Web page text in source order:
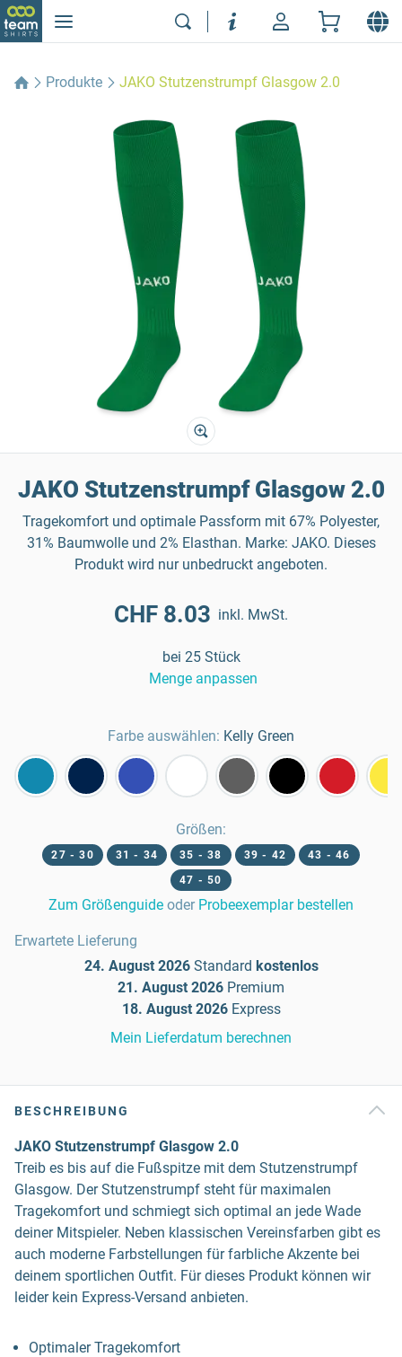
Produkte JAKO Stutzenstrumpf Glasgow 2.0
JAKO Stutzenstrumpf Glasgow 2.0
Tragekomfort und optimale Passform mit 67% Polyester,
31% Baumwolle und 2% Elasthan. Marke: JAKO. Dieses
Produkt wird nur unbedruckt angeboten.
CHF 8.03 inkl. MwSt.
bei 25 Stück
Menge anpassen
Farbe auswählen: Kelly Green
Größen:
27 - 30 31 - 34 35 - 38 39 - 42
43 - 46
47 - 50
Zum Größenguide oder Probeexemplar bestellen
Erwartete Lieferung
24. August 2026 Standard kostenlos
21. August 2026 Premium
18. August 2026 Express
Mein Lieferdatum berechnen
BESCHREIBUNG
JAKO Stutzenstrumpf Glasgow 2.0
Treib es bis auf die Fußspitze mit dem Stutzenstrumpf
Glasgow. Der Stutzenstrumpf steht für maximalen
Tragekomfort und schmiegt sich optimal an jede Wade
deiner Mitspieler. Neben klassischen Vereinsfarben gibt es
auch moderne Farbstellungen für farbliche Akzente bei
deinem sportlichen Outfit. Für dieses Produkt können wir
leider kein Express-Versand anbieten.
Optimaler Tragekomfort